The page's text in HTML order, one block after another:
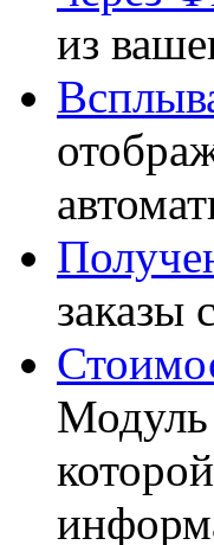
из
Модуль